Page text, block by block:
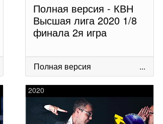
Полная версия - КВН
Высшая лига 2020 1/8
финала 2я игра
Полная версия ...
2020